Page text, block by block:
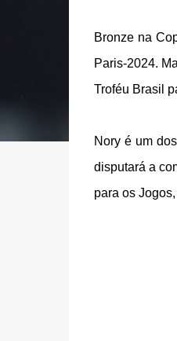
Bronze na
Paris-2024.
Troféu Brasil
Nory é um
disputará a
para os